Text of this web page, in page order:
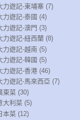
力遊記-柬埔寨 (7)
力遊記-泰國 (4)
力遊記-澳門 (3)
力遊記-紐西蘭 (8)
力遊記-越南 (5)
力遊記-韓國 (5)
力遊記-香港 (46)
力遊記-馬來西亞 (7)
東菜 (30)
大利菜 (5)
本菜 (12)